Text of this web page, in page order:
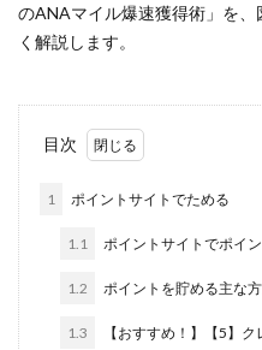
のANAマイル爆速獲得術」を
く解説します。
目次
1 ポイントサイトでためる
1.1 ポイントサイトでポイ
1.2 ポイントを貯める主な
1.3
【おすすめ！】【5】